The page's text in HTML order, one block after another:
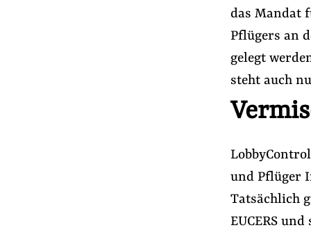
das Mandat
Pflügers an
gelegt
steht auch
und Pflüger
Tatsächlich
EUCERS